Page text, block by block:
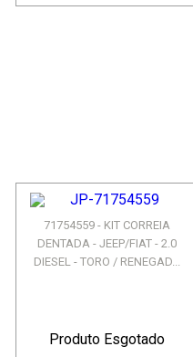
71754559 - KIT CORREIA
DENTADA - JEEP/FIAT - 2.0
DIESEL - TORO / RENEGAD...
Produto Esgotado